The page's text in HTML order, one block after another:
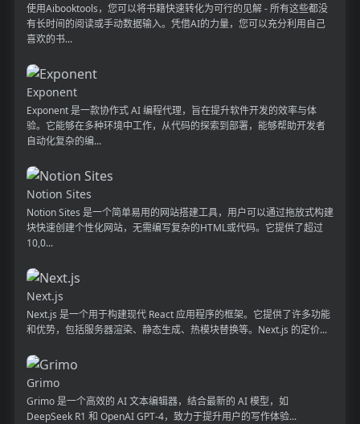
使用Aibooktools，您可以将书籍快速转化为可行的见解 - 所有这些都没
有长时间的阅读或手动数据输入。凭借AI的力量，您可以充分利用自己
喜欢的书...
Exponent
Exponent 是一款协作式 AI 编程代理，旨在提升软件开发的效率与体
验。它能够在多种环境中工作，从代码的探索到部署，能够帮助开发者
自动化复杂的编...
Notion Sites
Notion Sites 是一个简单易用的网站搭建工具，用户可以通过拖放式构建
块快速创建个性化网站，无需编写复杂的HTML或代码。它提供了超过
10,0...
Next.js
Next.js 是一个用于构建现代 React 应用程序的框架。它提供了许多功能
和优势，包括服务器渲染、静态生成、热模块替换等。Next.js 的定价...
Grimo
Grimo 是一个高效的 AI 文本编辑器，结合最新的 AI 模型，如
DeepSeek R1 和 OpenAI GPT-4，致力于提升用户的写作体验...